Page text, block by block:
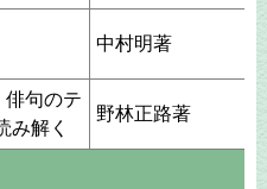
中村明著
句のテ
解く
野林正路著